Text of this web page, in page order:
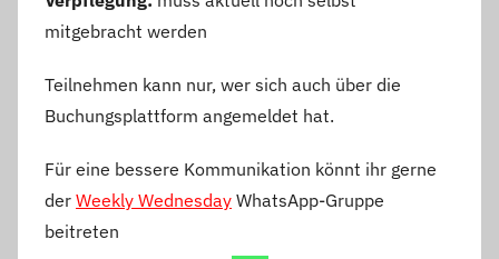
mitgebracht werden
Teilnehmen kann nur, wer sich auch über die
Buchungsplattform angemeldet hat.
Für eine bessere Kommunikation könnt ihr gerne
der Weekly Wednesday WhatsApp-Gruppe
beitreten